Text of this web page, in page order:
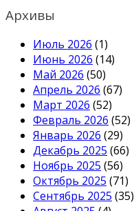
Архивы
Июль 2026 (1)
Июнь 2026 (14)
Май 2026 (50)
Апрель 2026 (67)
Март 2026 (52)
Февраль 2026 (52)
Январь 2026 (29)
Декабрь 2025 (66)
Ноябрь 2025 (56)
Октябрь 2025 (71)
Сентябрь 2025 (35)